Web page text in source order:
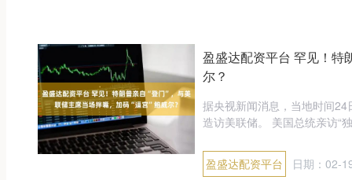
盈盛达配资平台 罕见！特
尔？
据央视新闻消息，当地时间
造访美联储。 美国总统亲访“
盈盛达配资平台 日期：02-